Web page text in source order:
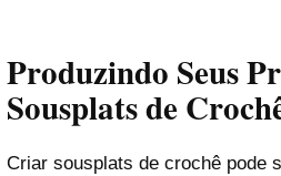
Produzindo Seus
Sousplats de
Criar sousplats de crochê pode